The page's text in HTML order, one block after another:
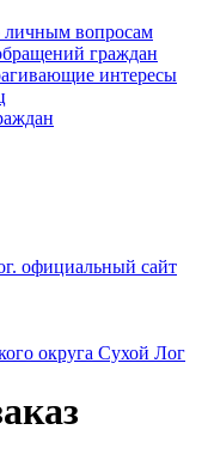
личным вопросам
граждан
интересы
официальный сайт
округа Сухой Лог